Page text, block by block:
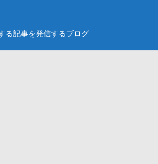
る記事を発信するブログ